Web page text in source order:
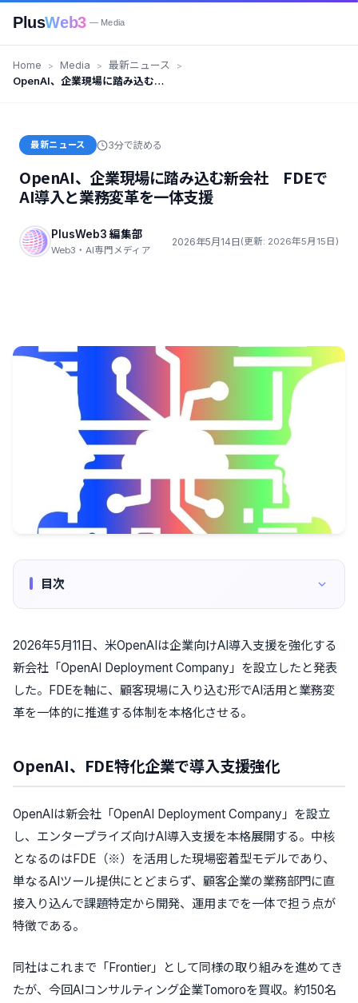
PlusWeb3 — Media
Home Media
最新ニュース
OpenAI、企業現場に踏み込む新
最新ニュース 3分で読める
OpenAI、企業現場に踏み込む新会社 FDEで
AI導入と業務変革を一体支援
PlusWeb3 編集部
Web3・AI専門メディア
2026年5月14日(更新: 2026年5月15日)
目次
2026年5月11日、米OpenAIは企業向けAI導入支援を強化する
新会社「OpenAI Deployment Company」を設立したと発表
した。FDEを軸に、顧客現場に入り込む形でAI活用と業務変
革を一体的に推進する体制を本格化させる。
OpenAI、FDE特化企業で導入支援強化
OpenAIは新会社「OpenAI Deployment Company」を設立
し、エンタープライズ向けAI導入支援を本格展開する。中核
となるのはFDE（※）を活用した現場密着型モデルであり、
単なるAIツール提供にとどまらず、顧客企業の業務部門に直
接入り込んで課題特定から開発、運用までを一体で担う点が
特徴である。
同社はこれまで「Frontier」として同様の取り組みを進めてき
たが、今回AIコンサルティング企業Tomoroを買収。約150名